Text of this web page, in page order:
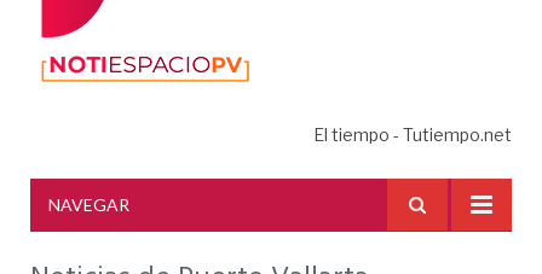
El tiempo - Tutiempo.net
NAVEGAR